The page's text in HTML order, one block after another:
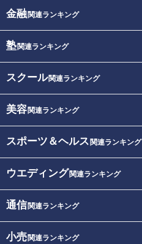
金融関連ランキング
塾関連ランキング
スクール関連ランキング
美容関連ランキング
スポーツ＆ヘルス 関連ランキング
ウエディング関連ランキング
通信関連ランキング
小売関連ランキング